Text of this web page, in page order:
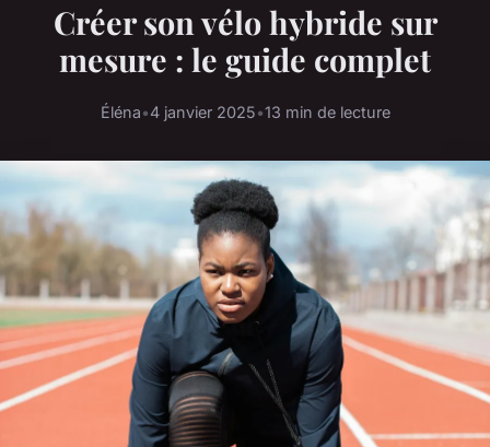
Créer son vélo hybride sur
mesure : le guide complet
Éléna•4 janvier 2025•13 min de lecture